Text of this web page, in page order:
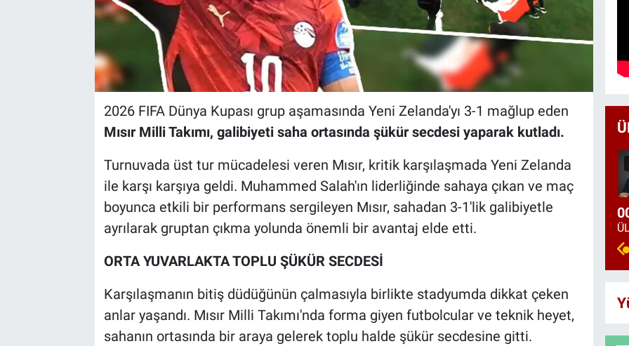
2026 FIFA Dünya Kupası grup aşamasında Yeni Zelanda'yı 3-1 mağlup eden
Mısır Milli Takımı, galibiyeti saha ortasında şükür secdesi yaparak kutladı.
Turnuvada üst tur mücadelesi veren Mısır, kritik karşılaşmada Yeni Zelanda
ile karşı karşıya geldi. Muhammed Salah'ın liderliğinde sahaya çıkan ve maç
boyunca etkili bir performans sergileyen Mısır, sahadan 3-1'lik galibiyetle
ayrılarak gruptan çıkma yolunda önemli bir avantaj elde etti.
ORTA YUVARLAKTA TOPLU ŞÜKÜR SECDESİ
Karşılaşmanın bitiş düdüğünün çalmasıyla birlikte stadyumda dikkat çeken
anlar yaşandı. Mısır Milli Takımı'nda forma giyen futbolcular ve teknik heyet,
sahanın ortasında bir araya gelerek toplu halde şükür secdesine gitti.